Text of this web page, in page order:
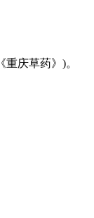
重庆草药》)。